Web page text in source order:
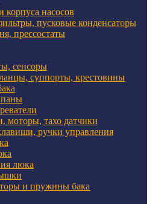
корпуса насосов
пусковые конденсаторы
прессостаты
сенсоры
суппорты, крестовины
моторы, тахо датчики
ручки управления
люка
и пружины бака